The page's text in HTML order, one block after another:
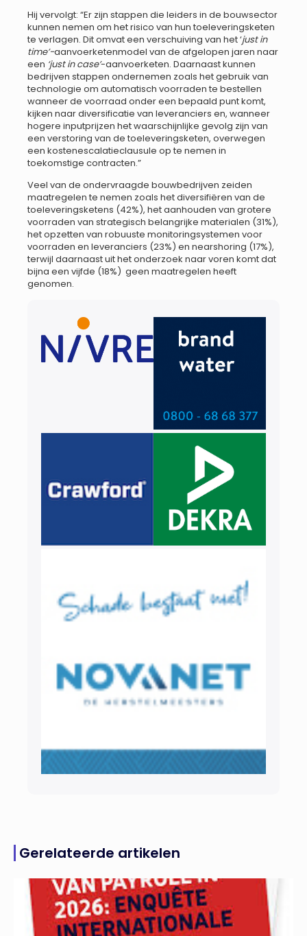
Hij vervolgt: “Er zijn stappen die leiders in de bouwsector
kunnen nemen om het risico van hun toeleveringsketen
te verlagen. Dit omvat een verschuiving van het ‘just in
time’-aanvoerketenmodel van de afgelopen jaren naar
een ‘just in case’-aanvoerketen. Daarnaast kunnen
bedrijven stappen ondernemen zoals het gebruik van
technologie om automatisch voorraden te bestellen
wanneer de voorraad onder een bepaald punt komt,
kijken naar diversificatie van leveranciers en, wanneer
hogere inputprijzen het waarschijnlijke gevolg zijn van
een verstoring van de toeleveringsketen, overwegen
een kostenescalatieclausule op te nemen in
toekomstige contracten.”
Veel van de ondervraagde bouwbedrijven zeiden
maatregelen te nemen zoals het diversifiëren van de
toeleveringsketens (42%), het aanhouden van grotere
voorraden van strategisch belangrijke materialen (31%),
het opzetten van robuuste monitoringsystemen voor
voorraden en leveranciers (23%) en nearshoring (17%),
terwijl daarnaast uit het onderzoek naar voren komt dat
bijna een vijfde (18%) geen maatregelen heeft
genomen.
Gerelateerde artikelen